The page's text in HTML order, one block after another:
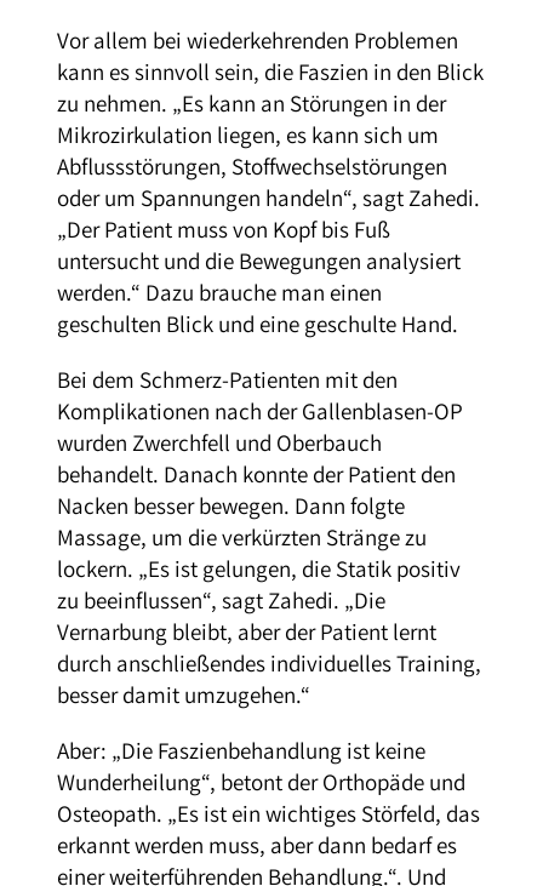
Vor allem bei wiederkehrenden Problemen
kann es sinnvoll sein, die Faszien in den Blick
zu nehmen. „Es kann an Störungen in der
Mikrozirkulation liegen, es kann sich um
Abflussstörungen, Stoffwechselstörungen
oder um Spannungen handeln“, sagt Zahedi.
„Der Patient muss von Kopf bis Fuß
untersucht und die Bewegungen analysiert
werden.“ Dazu brauche man einen
geschulten Blick und eine geschulte Hand.
Bei dem Schmerz-Patienten mit den
Komplikationen nach der Gallenblasen-OP
wurden Zwerchfell und Oberbauch
behandelt. Danach konnte der Patient den
Nacken besser bewegen. Dann folgte
Massage, um die verkürzten Stränge zu
lockern. „Es ist gelungen, die Statik positiv
zu beeinflussen“, sagt Zahedi. „Die
Vernarbung bleibt, aber der Patient lernt
durch anschließendes individuelles Training,
besser damit umzugehen.“
Aber: „Die Faszienbehandlung ist keine
Wunderheilung“, betont der Orthopäde und
Osteopath. „Es ist ein wichtiges Störfeld, das
erkannt werden muss, aber dann bedarf es
einer weiterführenden Behandlung.“. Und